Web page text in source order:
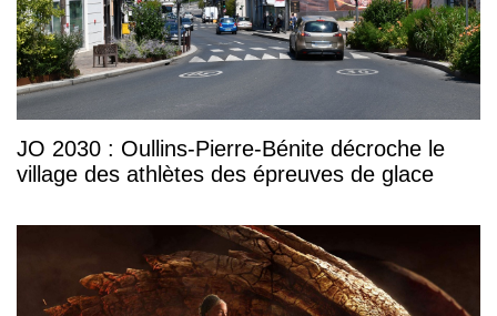
JO 2030 : Oullins-Pierre-Bénite décroche le
village des athlètes des épreuves de glace